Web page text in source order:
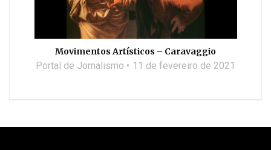
Movimentos Artísticos – Caravaggio
Portal de Jornalismo 11 de fevereiro de 2021